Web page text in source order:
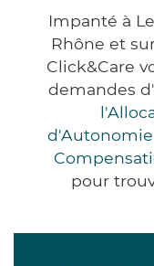
Impanté à
Rhône et
Click&Care
demandes
d'Autonomie
pour